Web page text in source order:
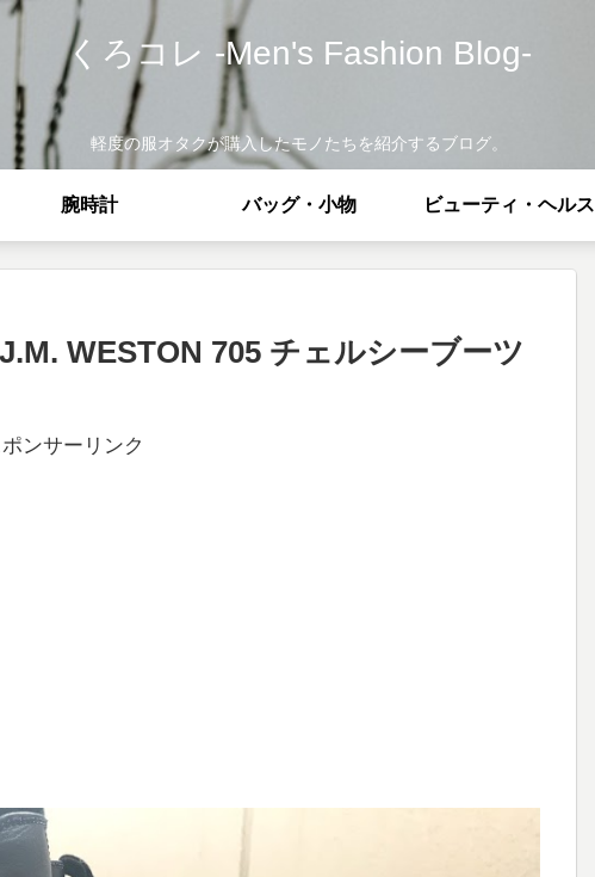
くろコレ -Men's Fashion Blog-
軽度の服オタクが購入したモノたちを紹介するブログ。
腕時計 バッグ・小物 ビューティ・ヘルス
WESTON 705 チェルシーブーツ
ポンサーリンク